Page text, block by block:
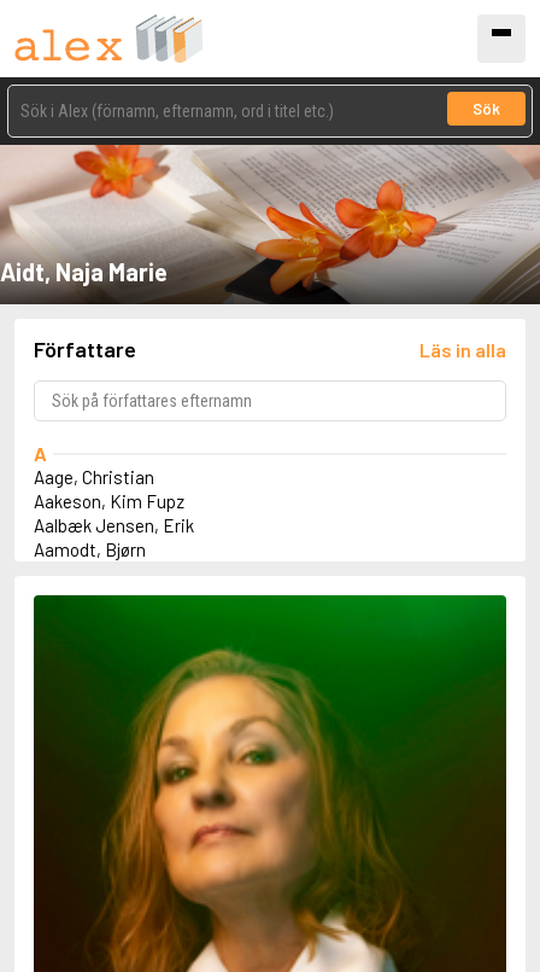
Sök
Aidt, Naja Marie
Författare Läs in alla
A
Aage, Christian
Aakeson, Kim Fupz
Aalbæk Jensen, Erik
Aamodt, Bjørn
Abbey, Kieran
Abdel-Fattah, Randa
Abdolah, Kader
Abedi, Isabel
Abgarjan, Narine
Abish, Walter
Aboulela, Leila
Abrahams, Peter (f. 1919)
Abrahams, Peter (f. 1947)
Abrahamson, Emmy
Abse, Dannie